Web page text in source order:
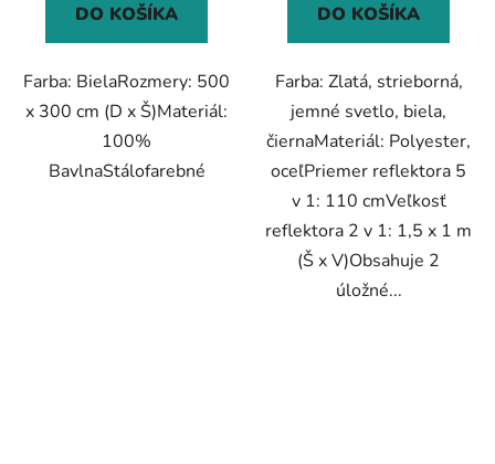
DO KOŠÍKA
Farba: BielaRozmery: 500
x 300 cm (D x Š)Materiál:
100%
BavlnaStálofarebné
DO KOŠÍKA
Farba: Zlatá, strieborná,
jemné svetlo, biela,
čiernaMateriál: Polyester,
oceľPriemer reflektora 5
v 1: 110 cmVeľkosť
reflektora 2 v 1: 1,5 x 1 m
(Š x V)Obsahuje 2
úložné...